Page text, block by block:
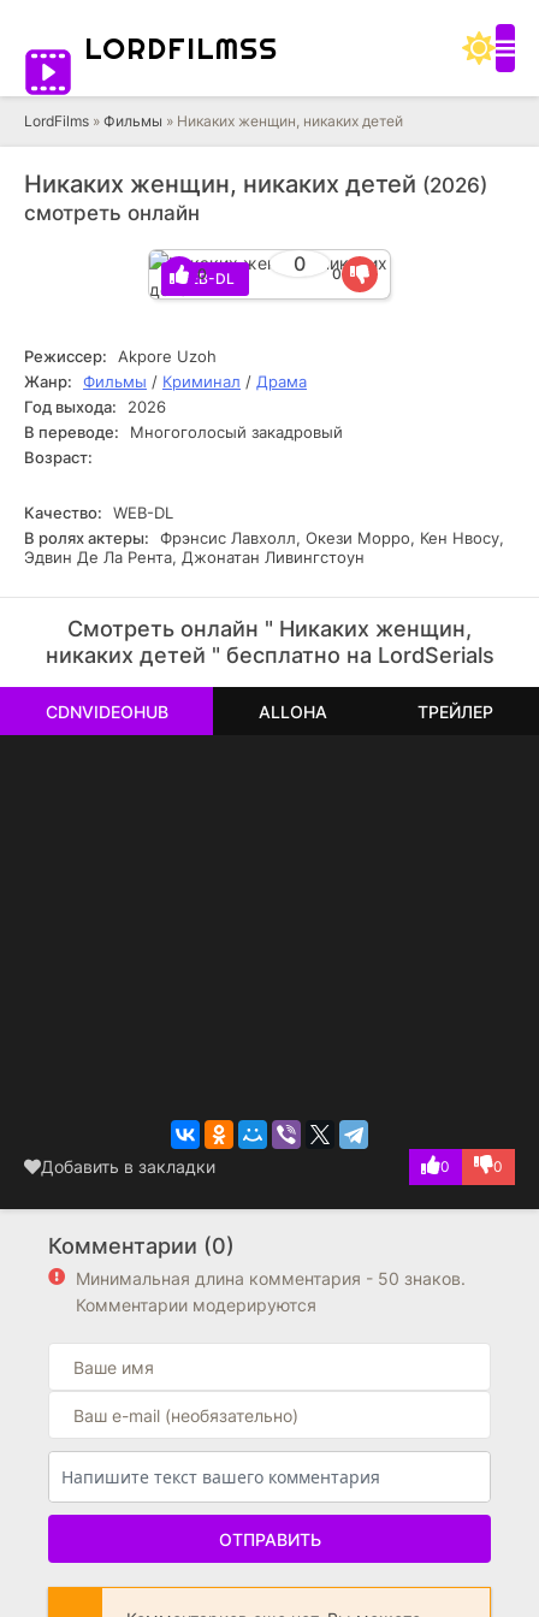
LORDFILMSS
LordFilms » Фильмы » Никаких женщин, никаких детей
Никаких женщин, никаких детей (2026)
смотреть онлайн
WEB-DL
0
0 0
Режиссер:
Akpore Uzoh
Жанр:
Фильмы / Криминал / Драма
Год выхода:
2026
В переводе:
Многоголосый закадровый
Возраст:
Качество:
WEB-DL
В ролях актеры:
Фрэнсис Лавхолл, Окези Морро, Кен Нвосу,
Эдвин Де Ла Рента, Джонатан Ливингстоун
Смотреть онлайн " Никаких женщин,
никаких детей " бесплатно на LordSerials
РЕКЛАМА
РЕКЛАМА
РЕКЛАМА
РЕКЛАМА
CDNVIDEOHUB ALLOHA ТРЕЙЛЕР
Добавить в закладки 0 0
Комментарии (0)
Минимальная длина комментария - 50 знаков.
Комментарии модерируются
ОТПРАВИТЬ